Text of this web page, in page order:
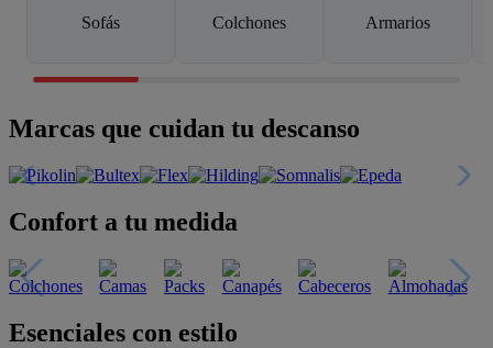
Sofás Colchones Armarios
Marcas que cuidan tu descanso
Confort a tu medida
Esenciales con estilo